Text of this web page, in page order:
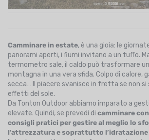
IL BLOG DEI TONTONS
CONTATTO
Camminare in estate, è una gioia: le
panorami aperti, i fiumi invitano a un tuffo.
termometro sale, il caldo può trasformare
montagna in una vera sfida. Colpo di calore,
secca… Il piacere svanisce in fretta se non si
effetti del sole.
Da Tonton Outdoor abbiamo imparato a
elevate. Quindi, se prevedi di camminare
consigli pratici per gestire al meglio lo
l’attrezzatura e soprattutto